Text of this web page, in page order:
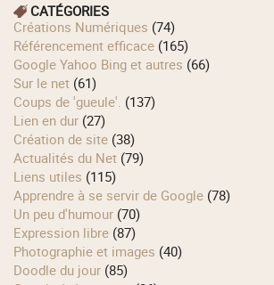
CATÉGORIES
Créations Numériques (74)
Référencement efficace (165)
Google Yahoo Bing et autres (66)
Sur le net (61)
Coups de 'gueule'. (137)
Lien en dur (27)
Création de site (38)
Actualités du Net (79)
Liens utiles (115)
Apprendre à se servir de Google (78)
Un peu d'humour (70)
Expression libre (87)
Photographie et images (40)
Doodle du jour (85)